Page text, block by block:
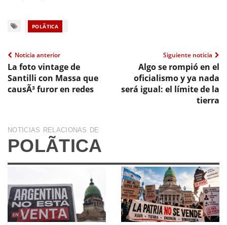
POLÃ­TICA
Noticia anterior
La foto vintage de
Santilli con Massa que
causÃ³ furor en redes
Siguiente noticia
Algo se rompió en el
oficialismo y ya nada
será igual: el límite de la
tierra
NOTICIAS RELACIONAS DE
POLÃ­TICA